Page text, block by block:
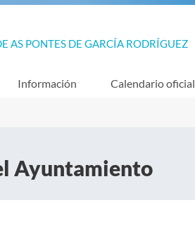
AS PONTES DE GARCÍA RODRÍGUEZ
Información Calendario oficial
Ayuntamiento